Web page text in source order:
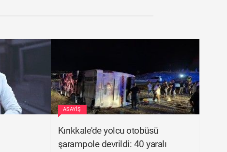
ASAYIŞ
Kırıkkale'de yolcu otobüsü
şarampole devrildi: 40 yaralı